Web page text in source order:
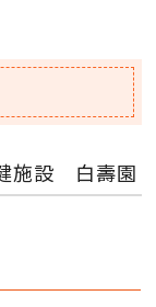
施設 白壽園